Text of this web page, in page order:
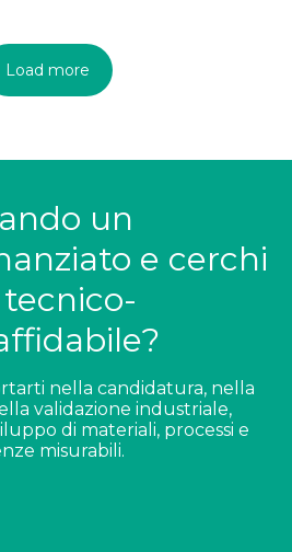
Load more
un
e cerchi
nella candidatura, nella
validazione industriale,
di materiali, processi e
misurabili.